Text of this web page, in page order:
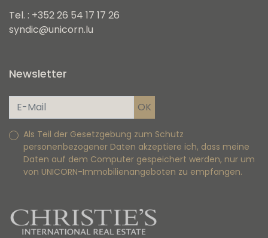
Tel. : +352 26 54 17 17 26
syndic@unicorn.lu
Newsletter
Als Teil der Gesetzgebung zum Schutz
personenbezogener Daten akzeptiere ich, dass meine
Daten auf dem Computer gespeichert werden, nur um
von UNICORN-Immobilienangeboten zu empfangen.